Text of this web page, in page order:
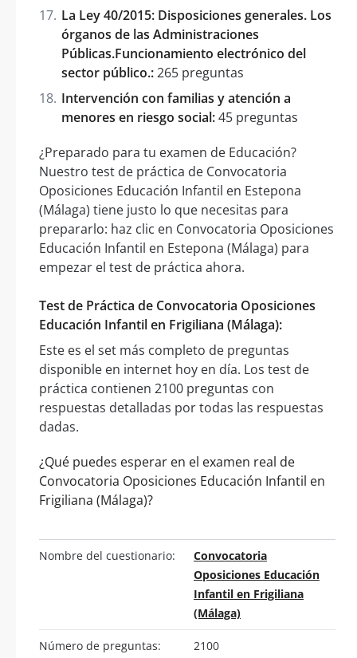
La Ley 40/2015: Disposiciones generales. Los
órganos de las Administraciones
Públicas.Funcionamiento electrónico del
sector público.:265 preguntas
Intervención con familias y atención a
menores en riesgo social:45 preguntas
¿Preparado para tu examen de Educación?
Nuestro test de práctica de Convocatoria
Oposiciones Educación Infantil en Estepona
(Málaga) tiene justo lo que necesitas para
prepararlo: haz clic en Convocatoria Oposiciones
Educación Infantil en Estepona (Málaga) para
empezar el test de práctica ahora.
Test de Práctica de Convocatoria Oposiciones
Educación Infantil en Frigiliana (Málaga):
Este es el set más completo de preguntas
disponible en internet hoy en día. Los test de
práctica contienen 2100 preguntas con
respuestas detalladas por todas las respuestas
dadas.
¿Qué puedes esperar en el examen real de
Convocatoria Oposiciones Educación Infantil en
Frigiliana (Málaga)?
Nombre del cuestionario:
Convocatoria
Oposiciones Educación
Infantil en Frigiliana
(Málaga)
Número de preguntas: 2100